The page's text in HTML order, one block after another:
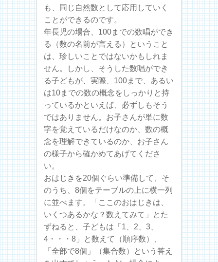
も、同じ自然数として応用していく
ことができるのです。
年長児の場合、100までの数唱ができ
る（数の名前が言える）ということ
は、珍しいことではないかもしれま
せん。しかし、そうした数唱ができ
る子どもが、実際、100まで、あるい
は10までの数の概念をしっかりと持
っているかといえば、必ずしもそう
ではありません。お子さんが単に数
字を覚えているだけなのか、数の概
念を理解できているのか、お子さん
の様子から確かめてあげてくださ
い。
おはじきを20個ぐらい準備して、そ
のうち、8個をテーブルの上に横一列
に並べます。「ここのおはじきは、
いくつあるかな？数えてみて」とた
ずねると、子どもは「1、2、3、
4・・・8」と数えて（順序数）、
「全部で8個」（集合数）という答え